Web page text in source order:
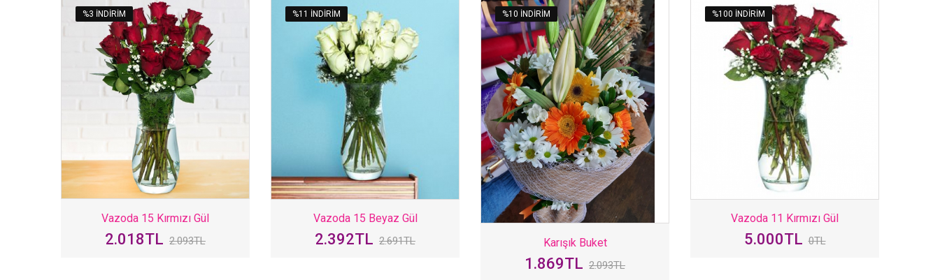
%3 INDIRIM
Vazoda 15 Kırmızı Gül
2.018TL 2.093TL
%11 INDIRIM
Vazoda 15 Beyaz Gül
2.392TL 2.691TL
%10 INDIRIM
Karışık Buket
1.869TL 2.093TL
%100 INDIRIM
Vazoda 11 Kırmızı Gül
5.000TL 0TL